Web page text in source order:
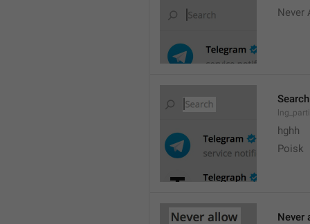
Never
Search
hghh
Poisk
Never